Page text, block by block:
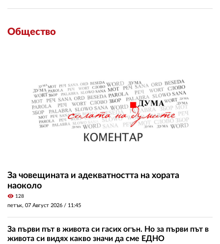
Общество
За човещината и адекватността на хората
наоколо
visibility 128
петък, 07 Август 2026 / 11:45
За първи път в живота си гасих огън. Но за първи път в
живота си видях какво значи да сме ЕДНО